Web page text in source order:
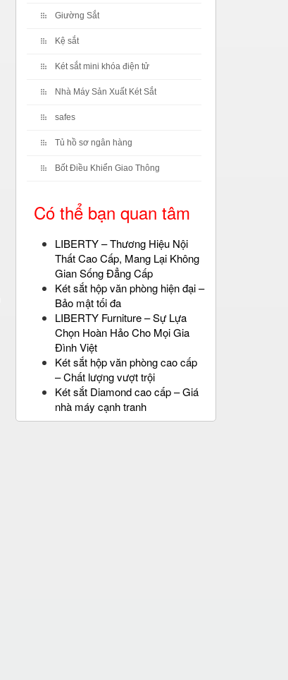
Giường Sắt
Kệ sắt
Két sắt mini khóa điện tử
Nhà Máy Sản Xuất Két Sắt
safes
Tủ hồ sơ ngân hàng
Bốt Điều Khiển Giao Thông
Có thể bạn quan tâm
LIBERTY – Thương Hiệu Nội
Thất Cao Cấp, Mang Lại Không
Gian Sống Đẳng Cấp
Két sắt hộp văn phòng hiện đại –
Bảo mật tối đa
LIBERTY Furniture – Sự Lựa
Chọn Hoàn Hảo Cho Mọi Gia
Đình Việt
Két sắt hộp văn phòng cao cấp
– Chất lượng vượt trội
Két sắt Diamond cao cấp – Giá
nhà máy cạnh tranh